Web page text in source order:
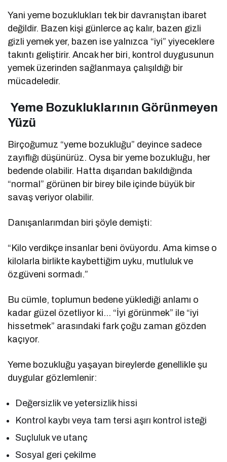
Yani yeme bozuklukları tek bir davranıştan ibaret
değildir. Bazen kişi günlerce aç kalır, bazen gizli
gizli yemek yer, bazen ise yalnızca “iyi” yiyeceklere
takıntı geliştirir. Ancak her biri, kontrol duygusunun
yemek üzerinden sağlanmaya çalışıldığı bir
mücadeledir.
Yeme Bozukluklarının Görünmeyen
Yüzü
Birçoğumuz “yeme bozukluğu” deyince sadece
zayıflığı düşünürüz. Oysa bir yeme bozukluğu, her
bedende olabilir. Hatta dışarıdan bakıldığında
“normal” görünen bir birey bile içinde büyük bir
savaş veriyor olabilir.
Danışanlarımdan biri şöyle demişti:
“Kilo verdikçe insanlar beni övüyordu. Ama kimse o
kilolarla birlikte kaybettiğim uyku, mutluluk ve
özgüveni sormadı.”
Bu cümle, toplumun bedene yüklediği anlamı o
kadar güzel özetliyor ki… “İyi görünmek” ile “iyi
hissetmek” arasındaki fark çoğu zaman gözden
kaçıyor.
Yeme bozukluğu yaşayan bireylerde genellikle şu
duygular gözlemlenir:
Değersizlik ve yetersizlik hissi
Kontrol kaybı veya tam tersi aşırı kontrol isteği
Suçluluk ve utanç
Sosyal geri çekilme